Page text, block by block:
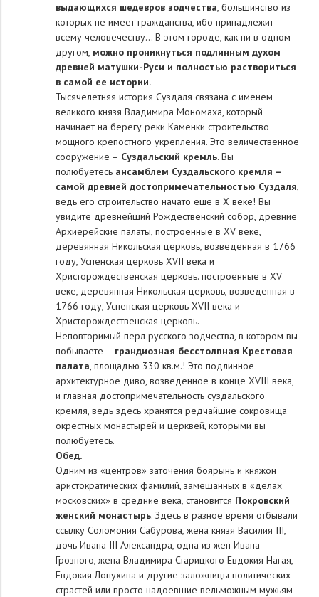
выдающихся шедевров зодчества, большинство из
которых не имеет гражданства, ибо принадлежит
всему человечеству... В этом городе, как ни в одном
другом, можно проникнуться подлинным духом
древней матушки-Руси и полностью раствориться
в самой ее истории.
Тысячелетняя история Суздаля связана с именем
великого князя Владимира Мономаха, который
начинает на берегу реки Каменки строительство
мощного крепостного укрепления. Это величественное
сооружение – Суздальский кремль. Вы
полюбуетесь ансамблем Суздальского кремля –
самой древней достопримечательностью Суздаля,
ведь его строительство начато еще в X веке! Вы
увидите древнейший Рождественский собор, древние
Архиерейские палаты, построенные в XV веке,
деревянная Никольская церковь, возведенная в 1766
году, Успенская церковь XVII века и
Христорождественская церковь. построенные в XV
веке, деревянная Никольская церковь, возведенная в
1766 году, Успенская церковь XVII века и
Христорождественская церковь.
Неповторимый перл русского зодчества, в котором вы
побываете – грандиозная бесстолпная Крестовая
палата, площадью 330 кв.м.! Это подлинное
архитектурное диво, возведенное в конце XVIII века,
и главная достопримечательность суздальского
кремля, ведь здесь хранятся редчайшие сокровища
окрестных монастырей и церквей, которыми вы
полюбуетесь.
Обед.
Одним из «центров» заточения боярынь и княжон
аристократических фамилий, замешанных в «делах
московских» в средние века, становится Покровский
женский монастырь. Здесь в разное время отбывали
ссылку Соломония Сабурова, жена князя Василия III,
дочь Ивана III Александра, одна из жен Ивана
Грозного, жена Владимира Старицкого Евдокия Нагая,
Евдокия Лопухина и другие заложницы политических
страстей или просто надоевшие вельможным мужьям